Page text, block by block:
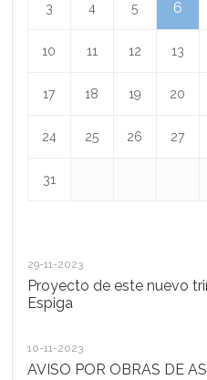
3 4 5 6
10 11 12 13
17 18 19 20
24 25 26 27
31
29-11-2023
Proyecto de este nuevo
Espiga
10-11-2023
AVISO POR OBRAS DE